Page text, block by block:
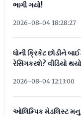
ભાગી ગયો!
2026-08-04 18:28:27
ધોની ક્રિકેટ છોડીને
રેસિંગકરશે? વીડિયો
2026-08-04 12:13:00
ઓલિમ્પિક મેડલિસ્ટ